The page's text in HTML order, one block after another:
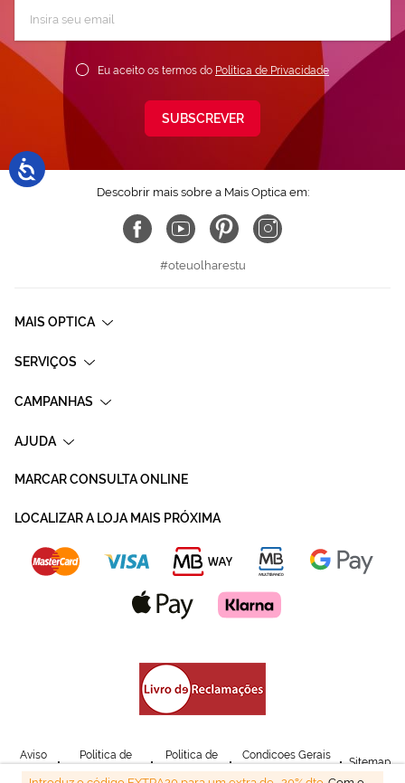
Newsletter:
Eu aceito os termos do Política de Privacidade
SUBSCREVER
Descobrir mais sobre a Mais Optica em:
#oteuolharestu
MAIS OPTICA
SERVIÇOS
CAMPANHAS
AJUDA
MARCAR CONSULTA ONLINE
LOCALIZAR A LOJA MAIS PRÓXIMA
Aviso
Legal
Política de
Privacidade
Política de
Cookies
Condicoes Gerais
de Venda
Sitemap